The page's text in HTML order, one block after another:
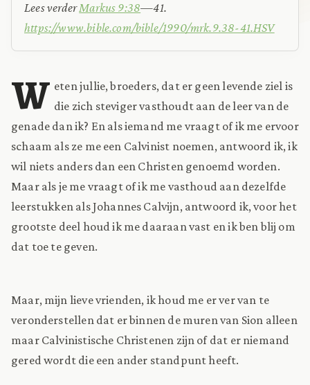
Lees verderMarkus 9:38—41.
https://www.bible.com/bible/1990/mrk.9.38-41.HSV
W eten jullie, broeders, dat er geen levende ziel is
die zich steviger vasthoudt aan de leer van de
genade dan ik? En als iemand me vraagt of ik me ervoor
schaam als ze me een Calvinist noemen, antwoord ik, ik
wil niets anders dan een Christen genoemd worden.
Maar als je me vraagt of ik me vasthoud aan dezelfde
leerstukken als Johannes Calvijn, antwoord ik, voor het
grootste deel houd ik me daaraan vast en ik ben blij om
dat toe te geven.
Maar, mijn lieve vrienden, ik houd me er ver van te
veronderstellen dat er binnen de muren van Sion alleen
maar Calvinistische Christenen zijn of dat er niemand
gered wordt die een ander standpunt heeft.